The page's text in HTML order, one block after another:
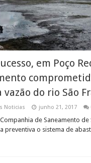
em Poço
do rio São
Noticias junho 21, 2017
de Saneamento de
preventiva o sistema de